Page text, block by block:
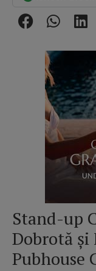
Stand-up
Dobrotă și
Pubhouse